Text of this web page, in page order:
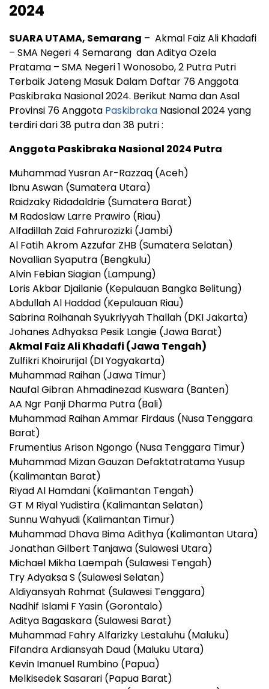
2024
SUARA UTAMA, Semarang – Akmal Faiz Ali Khadafi
– SMA Negeri 4 Semarang dan Aditya Ozela
Pratama – SMA Negeri 1 Wonosobo, 2 Putra Putri
Terbaik Jateng Masuk Dalam Daftar 76 Anggota
Paskibraka Nasional 2024. Berikut Nama dan Asal
Provinsi 76 Anggota Paskibraka Nasional 2024 yang
terdiri dari 38 putra dan 38 putri :
Anggota Paskibraka Nasional 2024 Putra
Muhammad Yusran Ar-Razzaq (Aceh)
Ibnu Aswan (Sumatera Utara)
Raidzaky Ridadaldrie (Sumatera Barat)
M Radoslaw Larre Prawiro (Riau)
Alfadillah Zaid Fahrurozizki (Jambi)
Al Fatih Akrom Azzufar ZHB (Sumatera Selatan)
Novallian Syaputra (Bengkulu)
Alvin Febian Siagian (Lampung)
Loris Akbar Djailanie (Kepulauan Bangka Belitung)
Abdullah Al Haddad (Kepulauan Riau)
Sabrina Roihanah Syukriyyah Thallah (DKI Jakarta)
Johanes Adhyaksa Pesik Langie (Jawa Barat)
Akmal Faiz Ali Khadafi (Jawa Tengah)
Zulfikri Khoirurijal (DI Yogyakarta)
Muhammad Raihan (Jawa Timur)
Naufal Gibran Ahmadinezad Kuswara (Banten)
AA Ngr Panji Dharma Putra (Bali)
Muhammad Raihan Ammar Firdaus (Nusa Tenggara
Barat)
Frumentius Arison Ngongo (Nusa Tenggara Timur)
Muhammad Mizan Gauzan Defaktatratama Yusup
(Kalimantan Barat)
Riyad Al Hamdani (Kalimantan Tengah)
GT M Riyal Yudistira (Kalimantan Selatan)
Sunnu Wahyudi (Kalimantan Timur)
Muhammad Dhava Bima Adithya (Kalimantan Utara)
Jonathan Gilbert Tanjawa (Sulawesi Utara)
Michael Mikha Laempah (Sulawesi Tengah)
Try Adyaksa S (Sulawesi Selatan)
Aldiyansyah Rahmat (Sulawesi Tenggara)
Nadhif Islami F Yasin (Gorontalo)
Aditya Bagaskara (Sulawesi Barat)
Muhammad Fahry Alfarizky Lestaluhu (Maluku)
Fifandra Ardiansyah Daud (Maluku Utara)
Kevin Imanuel Rumbino (Papua)
Melkisedek Sasarari (Papua Barat)